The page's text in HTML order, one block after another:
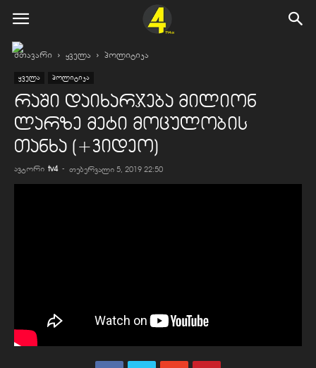
მთავარი ყველა პოლიტიკა
ყველა პოლიტიკა
რაში დაიხარჯება მილიონ
ლარზე მეტი მოცულობის
თანხა (+ვიდეო)
ავტორი tv4 - თებერვალი 5, 2019 22:50